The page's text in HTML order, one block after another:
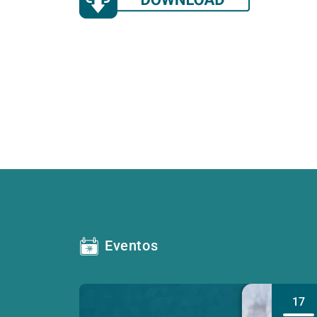
Eventos
17